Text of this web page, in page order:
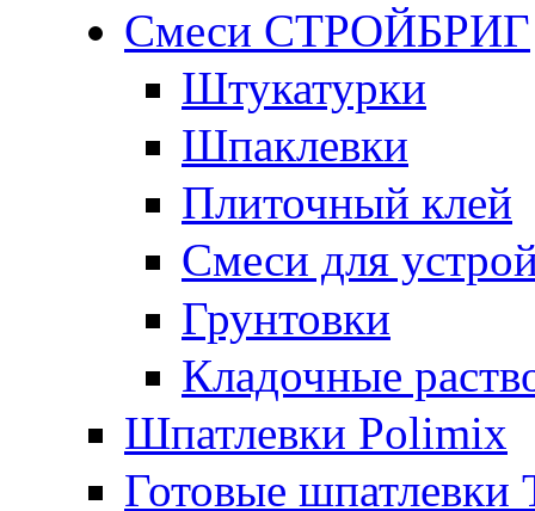
Смеси СТРОЙБРИГ
Штукатурки
Шпаклевки
Плиточный клей
Смеси для
Грунтовки
Кладочные
Шпатлевки Polimix
Готовые шпатлевки